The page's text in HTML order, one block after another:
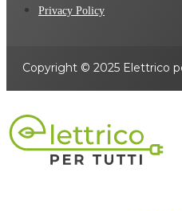
Privacy Policy
Copyright © 2025 Elettrico